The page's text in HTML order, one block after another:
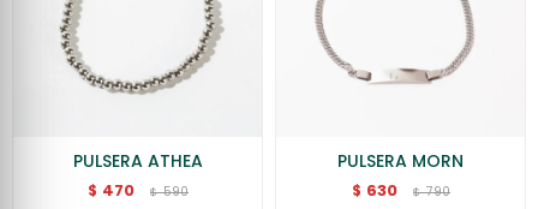
PULSERA ATHEA
$ 470 $ 590
PULSERA MORN
$ 630 $ 790